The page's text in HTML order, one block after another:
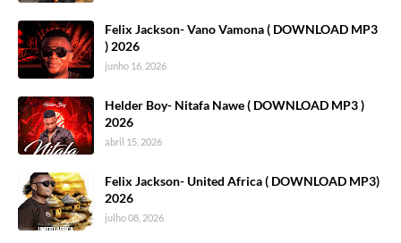
Felix Jackson- Vano Vamona ( DOWNLOAD MP3
) 2026
junho 16, 2026
Helder Boy- Nitafa Nawe ( DOWNLOAD MP3 )
2026
abril 15, 2026
Felix Jackson- United Africa ( DOWNLOAD MP3)
2026
julho 08, 2026